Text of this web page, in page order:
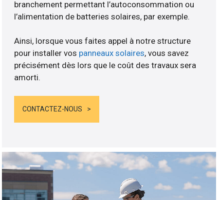
branchement permettant l’autoconsommation ou
l’alimentation de batteries solaires, par exemple.
Ainsi, lorsque vous faites appel à notre structure
pour installer vos panneaux solaires, vous savez
précisément dès lors que le coût des travaux sera
amorti.
CONTACTEZ-NOUS